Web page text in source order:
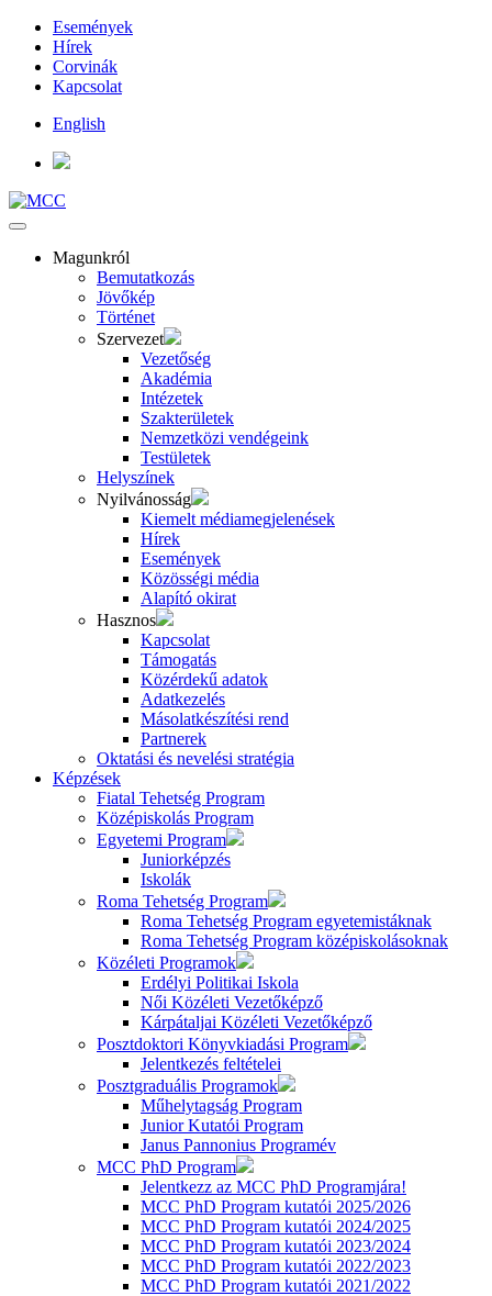
Események
Hírek
Corvinák
Kapcsolat
English
Magunkról
Bemutatkozás
Jövőkép
Történet
Szervezet
Vezetőség
Akadémia
Intézetek
Szakterületek
Nemzetközi vendégeink
Testületek
Helyszínek
Nyilvánosság
Kiemelt médiamegjelenések
Hírek
Események
Közösségi média
Alapító okirat
Hasznos
Kapcsolat
Támogatás
Közérdekű adatok
Adatkezelés
Másolatkészítési rend
Partnerek
Oktatási és nevelési stratégia
Képzések
Fiatal Tehetség Program
Középiskolás Program
Egyetemi Program
Juniorképzés
Iskolák
Roma Tehetség Program
Roma Tehetség Program egyetemistáknak
Roma Tehetség Program középiskolásoknak
Közéleti Programok
Erdélyi Politikai Iskola
Női Közéleti Vezetőképző
Kárpátaljai Közéleti Vezetőképző
Posztdoktori Könyvkiadási Program
Jelentkezés feltételei
Posztgraduális Programok
Műhelytagság Program
Junior Kutatói Program
Janus Pannonius Programév
MCC PhD Program
Jelentkezz az MCC PhD Programjára!
MCC PhD Program kutatói 2025/2026
MCC PhD Program kutatói 2024/2025
MCC PhD Program kutatói 2023/2024
MCC PhD Program kutatói 2022/2023
MCC PhD Program kutatói 2021/2022